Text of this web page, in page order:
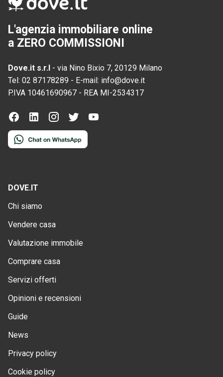
L'agenzia immobiliare online
a ZERO COMMISSIONI
Dove.it s.r.l - via Nino Bixio 7, 20129 Milano
Tel: 02 87178289 - E-mail: info@dove.it
P.IVA 10461690967 - REA MI-2534317
DOVE.IT
Chi siamo
Vendere casa
Valutazione immobile
Comprare casa
Servizi offerti
Opinioni e recensioni
Guide
News
Privacy policy
Cookie policy